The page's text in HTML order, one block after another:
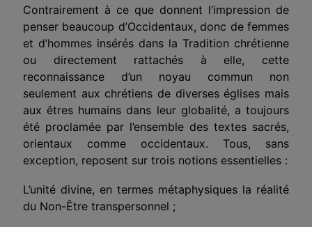
Contrairement à ce que donnent l’impression de
penser beaucoup d’Occidentaux, donc de femmes
et d’hommes insérés dans la Tradition chrétienne
ou directement rattachés à elle, cette
reconnaissance d’un noyau commun non
seulement aux chrétiens de diverses églises mais
aux êtres humains dans leur globalité, a toujours
été proclamée par l’ensemble des textes sacrés,
orientaux comme occiden­taux. Tous, sans
exception, reposent sur trois notions essentielles :
L’unité divine, en termes métaphysiques la réalité
du Non-Être transpersonnel ;